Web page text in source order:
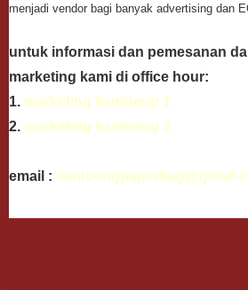
menjadi vendor bagi banyak advertising dan
untuk informasi dan pemesanan
marketing kami di office hour:
1. marketing kantoeng 1
2. marketing kantoeng 2
email :